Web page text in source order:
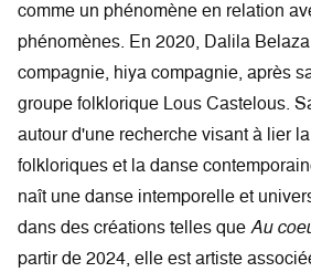
comme un phénomène en relation
phénomènes. En 2020, Dalila
compagnie, hiya compagnie, après
groupe folklorique Lous Castelous.
autour d'une recherche visant à lier
folkloriques et la danse
naît une danse intemporelle et
dans des créations telles queAu
partir de 2024, elle est artiste